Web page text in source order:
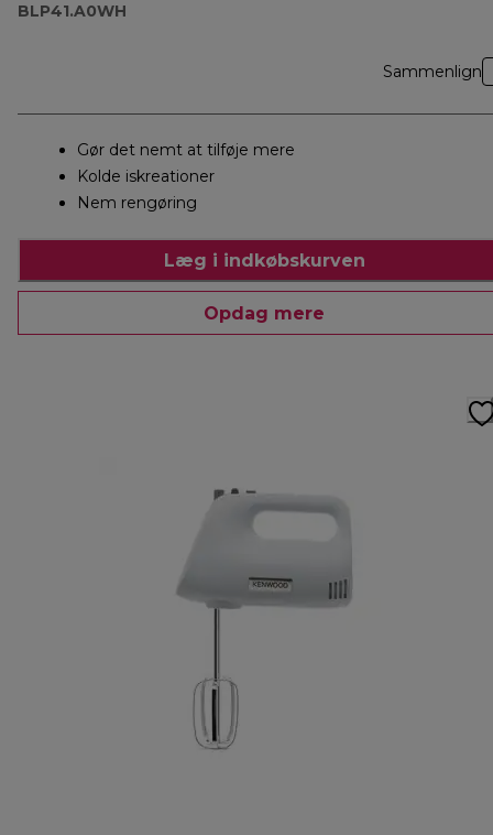
BLP41.A0WH
Sammenlign
Gør det nemt at tilføje mere
Kolde iskreationer
Nem rengøring
Læg i indkøbskurven
Opdag mere